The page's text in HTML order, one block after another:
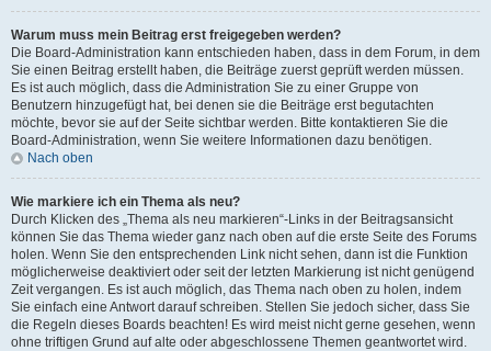
Warum muss mein Beitrag erst freigegeben werden?
Die Board-Administration kann entschieden haben, dass in dem Forum, in dem
Sie einen Beitrag erstellt haben, die Beiträge zuerst geprüft werden müssen.
Es ist auch möglich, dass die Administration Sie zu einer Gruppe von
Benutzern hinzugefügt hat, bei denen sie die Beiträge erst begutachten
möchte, bevor sie auf der Seite sichtbar werden. Bitte kontaktieren Sie die
Board-Administration, wenn Sie weitere Informationen dazu benötigen.
Nach oben
Wie markiere ich ein Thema als neu?
Durch Klicken des „Thema als neu markieren“-Links in der Beitragsansicht
können Sie das Thema wieder ganz nach oben auf die erste Seite des Forums
holen. Wenn Sie den entsprechenden Link nicht sehen, dann ist die Funktion
möglicherweise deaktiviert oder seit der letzten Markierung ist nicht genügend
Zeit vergangen. Es ist auch möglich, das Thema nach oben zu holen, indem
Sie einfach eine Antwort darauf schreiben. Stellen Sie jedoch sicher, dass Sie
die Regeln dieses Boards beachten! Es wird meist nicht gerne gesehen, wenn
ohne triftigen Grund auf alte oder abgeschlossene Themen geantwortet wird.